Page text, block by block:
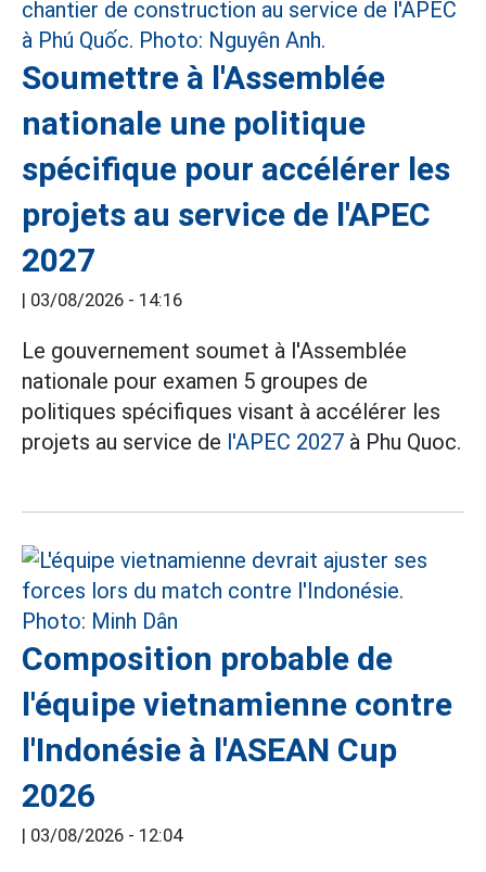
Soumettre à l'Assemblée
nationale une politique
spécifique pour accélérer les
projets au service de l'APEC
2027
| 03/08/2026 - 14:16
Le gouvernement soumet à l'Assemblée
nationale pour examen 5 groupes de
politiques spécifiques visant à accélérer les
projets au service de l'APEC 2027 à Phu Quoc.
Composition probable de
l'équipe vietnamienne contre
l'Indonésie à l'ASEAN Cup
2026
| 03/08/2026 - 12:04